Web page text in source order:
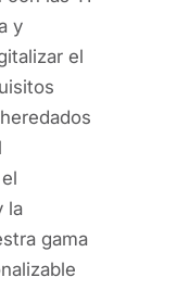
y
el
la
gama